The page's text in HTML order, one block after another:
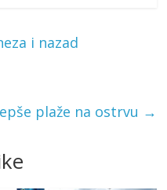
i nazad
plaže na ostrvu →